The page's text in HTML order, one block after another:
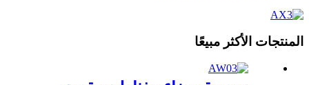
المنتجات الأكثر مبيعًا